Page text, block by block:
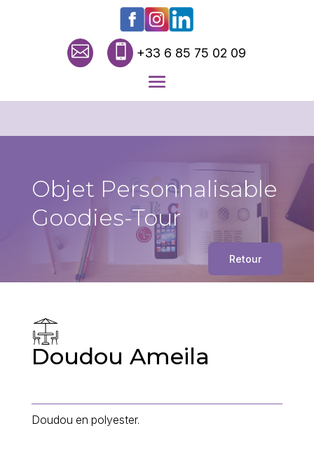
  +33 6 85 75 02 09
Objet Personnalisable
Goodies-Tour
Retour
Doudou Ameila
Doudou en polyester.